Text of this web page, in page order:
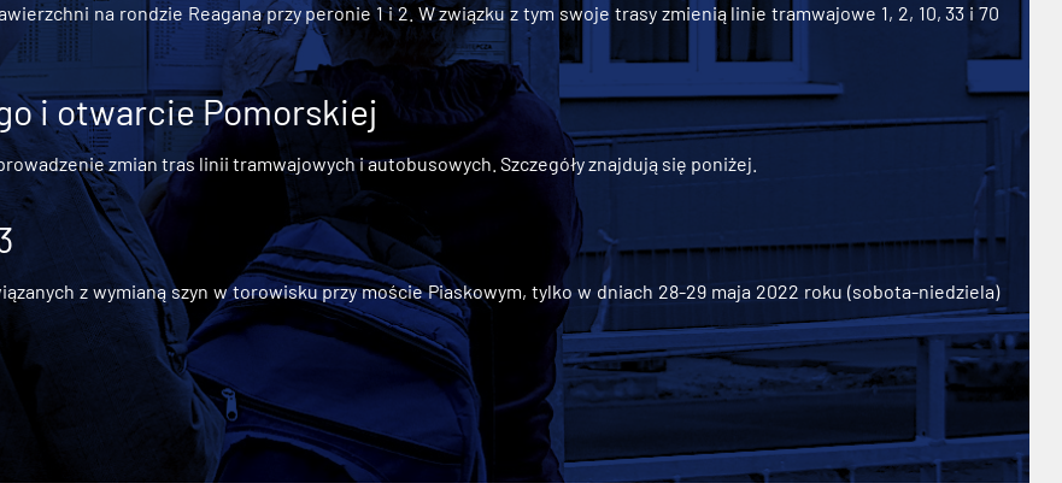
na rondzie Reagana przy peronie 1 i 2. W związku z tym swoje trasy zmienią linie tramwajowe 1, 2, 10, 33 i 70
i otwarcie Pomorskiej
zmian tras linii tramwajowych i autobusowych. Szczegóły znajdują się poniżej.
z wymianą szyn w torowisku przy moście Piaskowym, tylko w dniach 28-29 maja 2022 roku (sobota-niedziela)